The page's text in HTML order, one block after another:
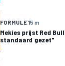
FORMULE 15 m
Mekies prijst Red
standaard gezet"